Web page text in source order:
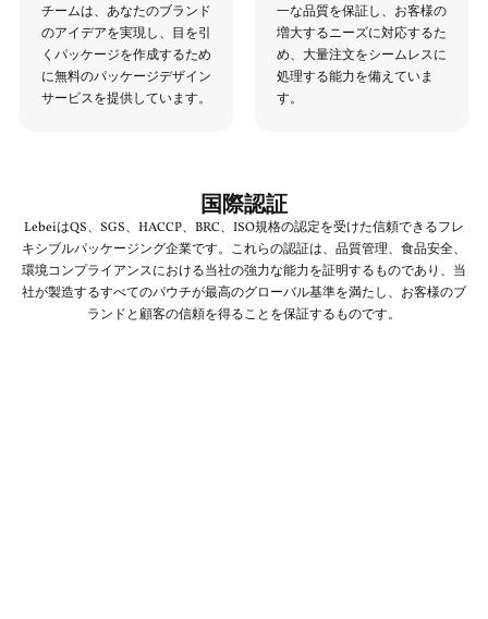
チームは、あなたのブランド
のアイデアを実現し、目を引
くパッケージを作成するため
に無料のパッケージデザイン
サービスを提供しています。
一な品質を保証し、お客様の
増大するニーズに対応するた
め、大量注文をシームレスに
処理する能力を備えていま
す。
国際認証
LebeiはQS、SGS、HACCP、BRC、ISO規格の認定を受けた信頼できるフレ
キシブルパッケージング企業です。これらの認証は、品質管理、食品安全、
環境コンプライアンスにおける当社の強力な能力を証明するものであり、当
社が製造するすべてのパウチが最高のグローバル基準を満たし、お客様のブ
ランドと顧客の信頼を得ることを保証するものです。